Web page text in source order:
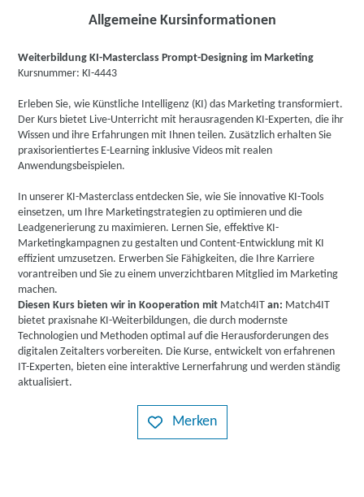
Allgemeine Kursinformationen
Weiterbildung KI-Masterclass Prompt-Designing im Marketing
Kursnummer: KI-4443
Erleben Sie, wie Künstliche Intelligenz (KI) das Marketing transformiert.
Der Kurs bietet Live-Unterricht mit herausragenden KI-Experten, die ihr
Wissen und ihre Erfahrungen mit Ihnen teilen. Zusätzlich erhalten Sie
praxisorientiertes E-Learning inklusive Videos mit realen
Anwendungsbeispielen.
In unserer KI-Masterclass entdecken Sie, wie Sie innovative KI-Tools
einsetzen, um Ihre Marketingstrategien zu optimieren und die
Leadgenerierung zu maximieren. Lernen Sie, effektive KI-
Marketingkampagnen zu gestalten und Content-Entwicklung mit KI
effizient umzusetzen. Erwerben Sie Fähigkeiten, die Ihre Karriere
vorantreiben und Sie zu einem unverzichtbaren Mitglied im Marketing
machen.
Diesen Kurs bieten wir in Kooperation mit Match4IT an: Match4IT
bietet praxisnahe KI-Weiterbildungen, die durch modernste
Technologien und Methoden optimal auf die Herausforderungen des
digitalen Zeitalters vorbereiten. Die Kurse, entwickelt von erfahrenen
IT-Experten, bieten eine interaktive Lernerfahrung und werden ständig
aktualisiert.
Merken